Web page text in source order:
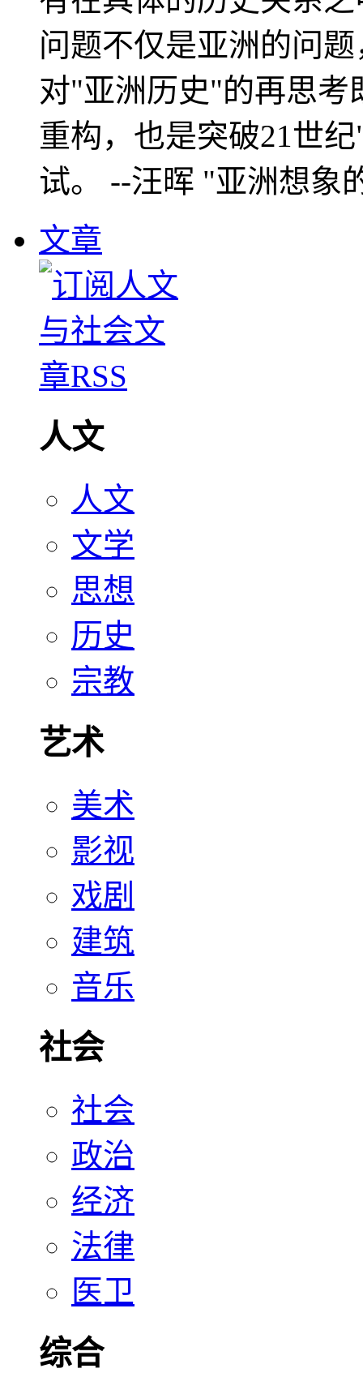
问题不仅是亚洲的问
对"亚洲历史"的再思考
重构，也是突破21世
试。 --汪晖 "亚洲想象
文章
人文
人文
文学
思想
历史
宗教
艺术
美术
影视
戏剧
建筑
音乐
社会
社会
政治
经济
法律
医卫
综合